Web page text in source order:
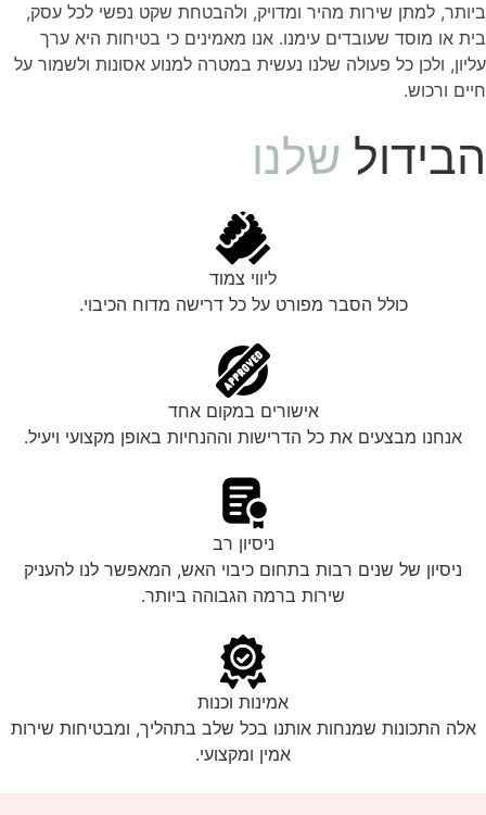
ביותר, למתן שירות מהיר ומדויק, ולהבטחת שקט נפשי לכל עסק,
בית או מוסד שעובדים עימנו. אנו מאמינים כי בטיחות היא ערך
עליון, ולכן כל פעולה שלנו נעשית במטרה למנוע אסונות ולשמור על
חיים ורכוש.
הבידול שלנו
ליווי צמוד
כולל הסבר מפורט על כל דרישה מדוח הכיבוי.
אישורים במקום אחד
אנחנו מבצעים את כל הדרישות וההנחיות באופן מקצועי ויעיל.
ניסיון רב
ניסיון של שנים רבות בתחום כיבוי האש, המאפשר לנו להעניק
שירות ברמה הגבוהה ביותר.
אמינות וכנות
אלה התכונות שמנחות אותנו בכל שלב בתהליך, ומבטיחות שירות
אמין ומקצועי.